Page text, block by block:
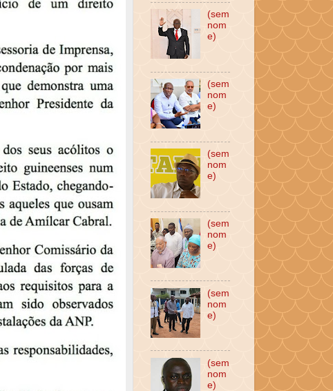
(sem
nom
e)
(sem
nom
e)
(sem
nom
e)
(sem
nom
e)
(sem
nom
e)
(sem
nom
e)